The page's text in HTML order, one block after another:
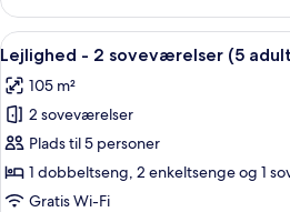
2
children)
-
soveværelser
adults
+
children)
Indlæs
alle
billeder
af
Lejlighed
-
2
2
11
Lejlighed - 2 soveværelser (5
105 m²
2 soveværelser
Plads til 5 personer
1 dobbeltseng, 2 enkeltsenge og 1
Gratis Wi-Fi